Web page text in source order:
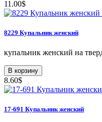
11.00$
8229 Купальник женский
купальник женский на
В корзину
8.60$
17-691 Купальник женский